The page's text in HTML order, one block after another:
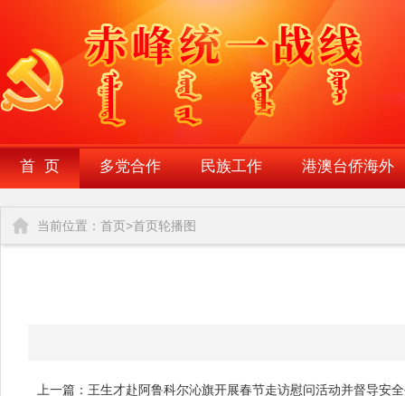
首 页 多党合作 民族工作 港澳台侨海外
当前位置： 首页>首页轮播图
上一篇：王生才赴阿鲁科尔沁旗开展春节走访慰问活动并督导安